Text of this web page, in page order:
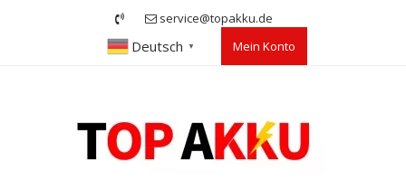
service@topakku.de
Deutsch ▼ Mein Konto